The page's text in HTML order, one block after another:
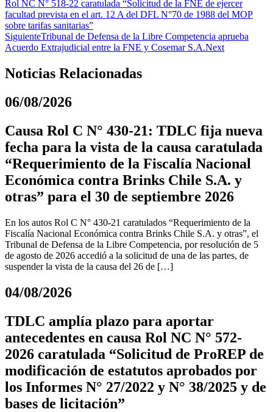
Rol NC N° 518-22 caratulada “Solicitud de la FNE de ejercer
facultad prevista en el art. 12 A del DFL N°70 de 1988 del MOP
sobre tarifas sanitarias”
SiguienteTribunal de Defensa de la Libre Competencia aprueba
Acuerdo Extrajudicial entre la FNE y Cosemar S.A.Next
Noticias Relacionadas
06/08/2026
Causa Rol C N° 430-21: TDLC fija nueva
fecha para la vista de la causa caratulada
“Requerimiento de la Fiscalía Nacional
Económica contra Brinks Chile S.A. y
otras” para el 30 de septiembre 2026
En los autos Rol C N° 430-21 caratulados “Requerimiento de la
Fiscalía Nacional Económica contra Brinks Chile S.A. y otras”, el
Tribunal de Defensa de la Libre Competencia, por resolución de 5
de agosto de 2026 accedió a la solicitud de una de las partes, de
suspender la vista de la causa del 26 de […]
04/08/2026
TDLC amplía plazo para aportar
antecedentes en causa Rol NC N° 572-
2026 caratulada “Solicitud de ProREP de
modificación de estatutos aprobados por
los Informes N° 27/2022 y N° 38/2025 y de
bases de licitación”